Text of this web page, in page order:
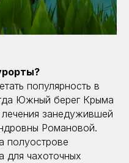
популярность в
Южный берег Крыма
занедужившей
Романовой.
полуострове
для чахоточных